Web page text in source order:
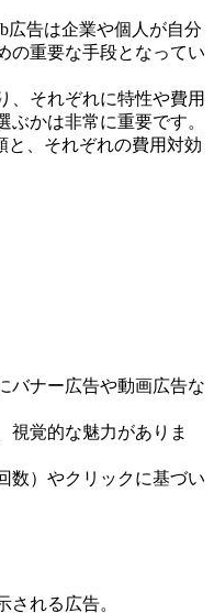
広告は企業や個人が自分
の重要な手段となってい
、それぞれに特性や費用
かは非常に重要です。
と、それぞれの費用対効
バナー広告や動画広告な
視覚的な魅力がありま
数）やクリックに基づい
される広告。